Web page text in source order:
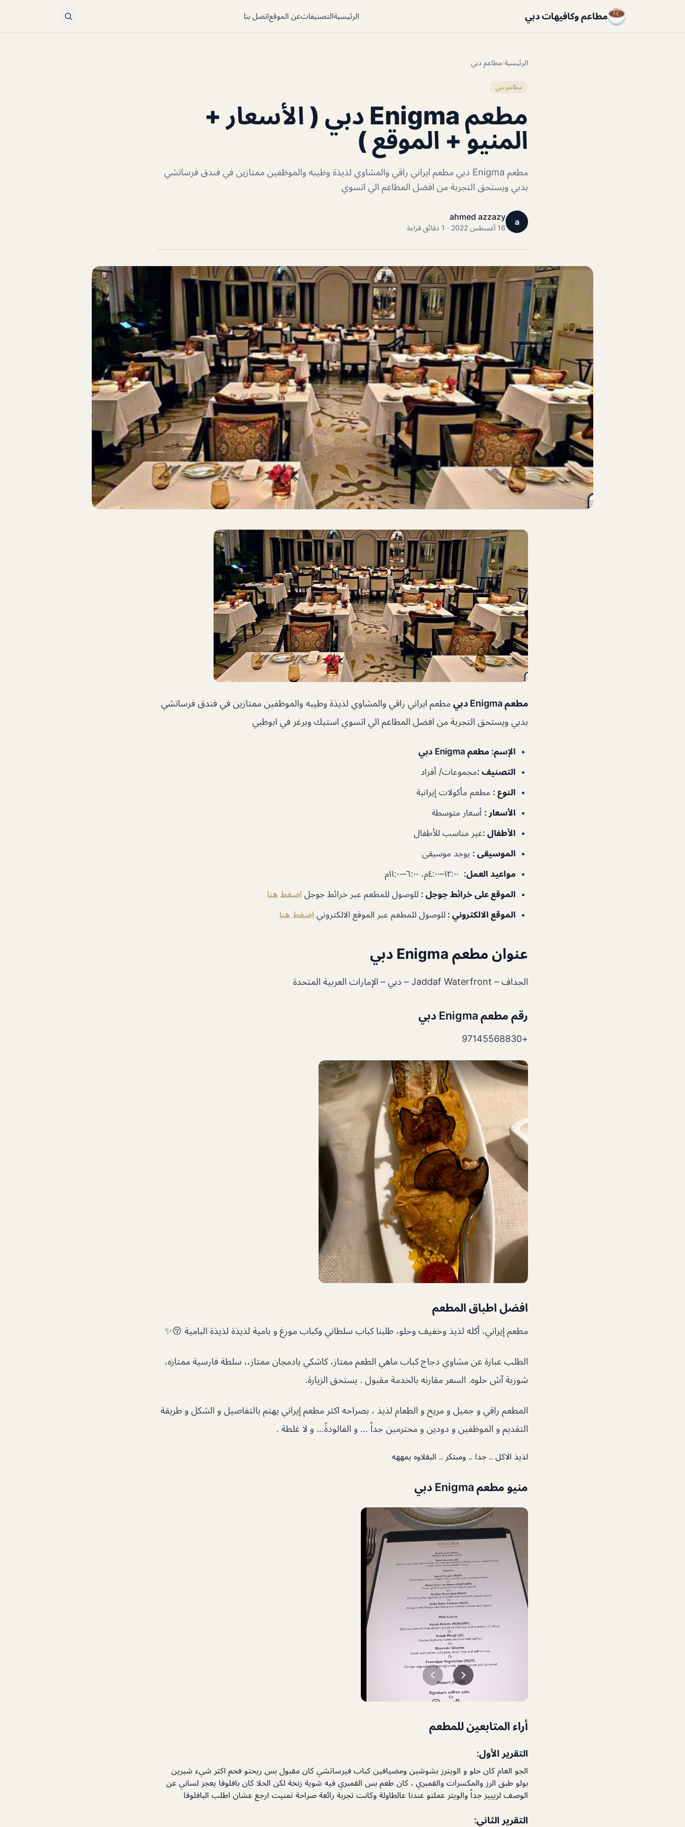
مطاعم وكافيهات دبي الرئيسيةالتصنيفاتعن الموقعاتصل بنا
الرئيسية/مطاعم دبي
مطاعم دبي
مطعم Enigma دبي ( الأسعار +
المنيو + الموقع )
مطعم Enigma دبي مطعم ايراني راقي والمشاوي لذيذة وطيبه والموظفين ممتازين في فندق فرساتشي
بدبي ويستحق التجربة من افضل المطاعم الي اتسوي
a
ahmed azzazy
16 أغسطس 2022 · 1 دقائق قراءة
مطعم Enigma دبي
مطعم ايراني راقي والمشاوي لذيذة وطيبه والموظفين ممتازين في فندق فرساتشي
بدبي ويستحق التجربة من افضل المطاعم الي اتسوي استيك وبرغر في ابوظبي
الإسم: مطعم Enigma دبي
التصنيف :مجموعات/ أفراد
النوع : مطعم مأكولات إيرانية
الأسعار : أسعار متوسطة
الأطفال :غير مناسب للأطفال
الموسيقى : يوجد موسيقى
مواعيد العمل:
الموقع على خرائط جوجل : للوصول للمطعم عبر خرائط جوجل اضغط هنا
الموقع الالكتروني : للوصول للمطعم عبر الموقع الالكتروني اضغط هنا
عنوان مطعم Enigma دبي
الجداف – Jaddaf Waterfront – دبي – الإمارات العربية المتحدة
رقم مطعم Enigma دبي
+97145568830
افضل اطباق المطعم
مطعم إيراني، أكله لذيذ وخفيف وحلو، طلبنا كباب سلطاني وكباب مورغ و بامية لذيذة لذيذة البامية 😚✨
الطلب عبارة عن مشاوي دجاج كباب ماهي الطعم ممتاز، كاشكي بادمجان ممتاز،، سلطة فارسية ممتازه،
شوربة آش حلوه. السعر مقارنه بالخدمة مقبول . يستحق الزيارة.
المطعم راقي و جميل و مريح و الطعام لذيذ ، بصراحه اكثر مطعم إيراني يهتم بالتفاصيل و الشكل و طريقة
التقديم و الموظفين و دودين و محترمين جداً … و الفالودةً… و لا غلطة .
لذيذ الاكل .. جدا .. ومبتكر .. البقلاوه يمههه
منيو مطعم Enigma دبي
أراء المتابعين للمطعم
التقرير الأول:
الجو العام كان حلو و الويترز بشوشين ومضيافين كباب فيرساتشي كان مقبول بس ريحتو فحم اكثر شيء شيرين
بولو طبق الرز والمكسرات والقمبري ، كان طعم بس القمبري فيه شوية زنخة لكن الحلا كان بافلوفا يعجز لساني عن
الوصف لزيييز جداً والويتر عملتو عندنا عالطاولة وكانت تجربة رائعة صراحة تمنيت ارجع عشان اطلب البافلوفا
التقرير الثاني: